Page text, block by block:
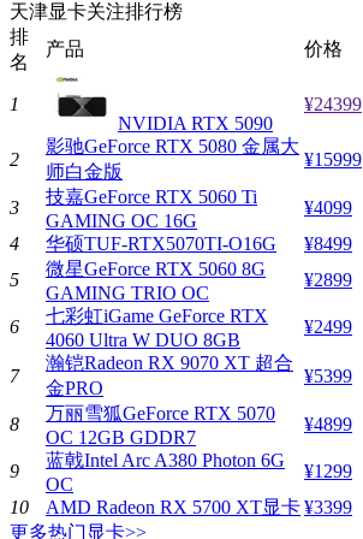
天津显卡关注排行榜
排
名
产品 价格
1
NVIDIA RTX 5090
¥24399
2
影驰GeForce RTX 5080 金属大
师白金版
¥15999
3
技嘉GeForce RTX 5060 Ti
GAMING OC 16G
¥4099
4
华硕TUF-RTX5070TI-O16G
¥8499
5
微星GeForce RTX 5060 8G
GAMING TRIO OC
¥2899
6
七彩虹iGame GeForce RTX
4060 Ultra W DUO 8GB
¥2499
7
瀚铠Radeon RX 9070 XT 超合
金PRO
¥5399
8
万丽雪狐GeForce RTX 5070
OC 12GB GDDR7
¥4899
9
蓝戟Intel Arc A380 Photon 6G
OC
¥1299
10
AMD Radeon RX 5700 XT显卡¥3399
更多热门显卡>>